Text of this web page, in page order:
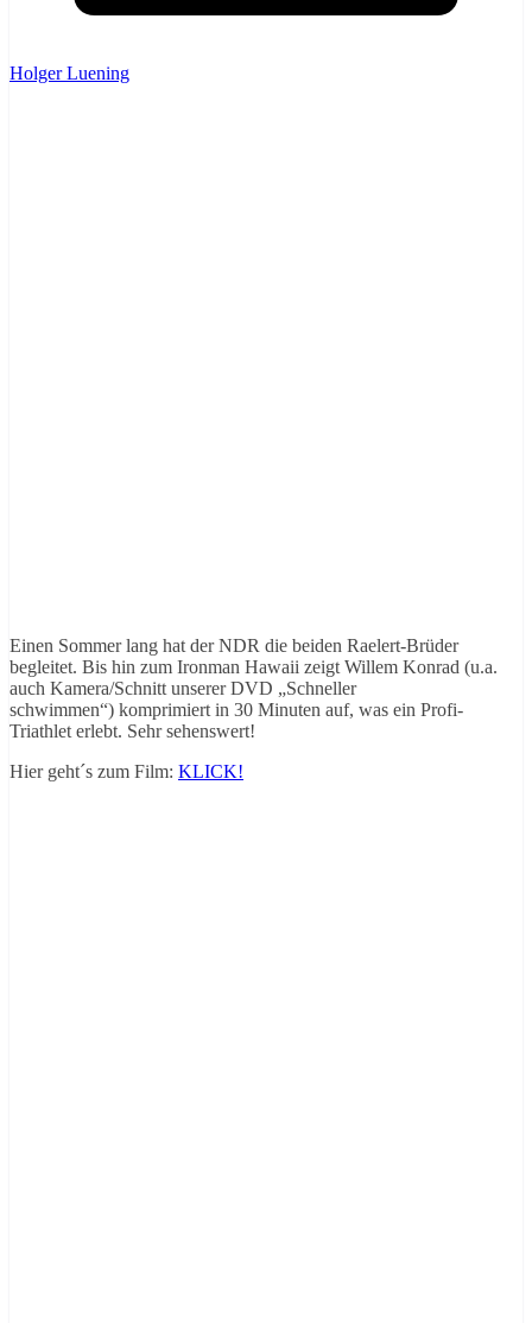
Holger Luening
Einen Sommer lang hat der NDR die beiden Raelert-Brüder
begleitet. Bis hin zum Ironman Hawaii zeigt Willem Konrad (u.a.
auch Kamera/Schnitt unserer DVD „Schneller
schwimmen“) komprimiert in 30 Minuten auf, was ein Profi-
Triathlet erlebt. Sehr sehenswert!
Hier geht´s zum Film: KLICK!